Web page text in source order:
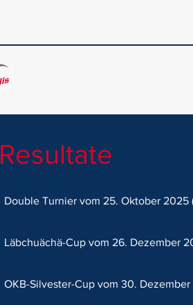
Resultate
Double Turnier vom 25. Oktober 2025
Läbchuächä-Cup vom 26. Dezember
OKB-Silvester-Cup vom 30.